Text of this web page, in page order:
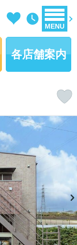
MENU
各店舗案内